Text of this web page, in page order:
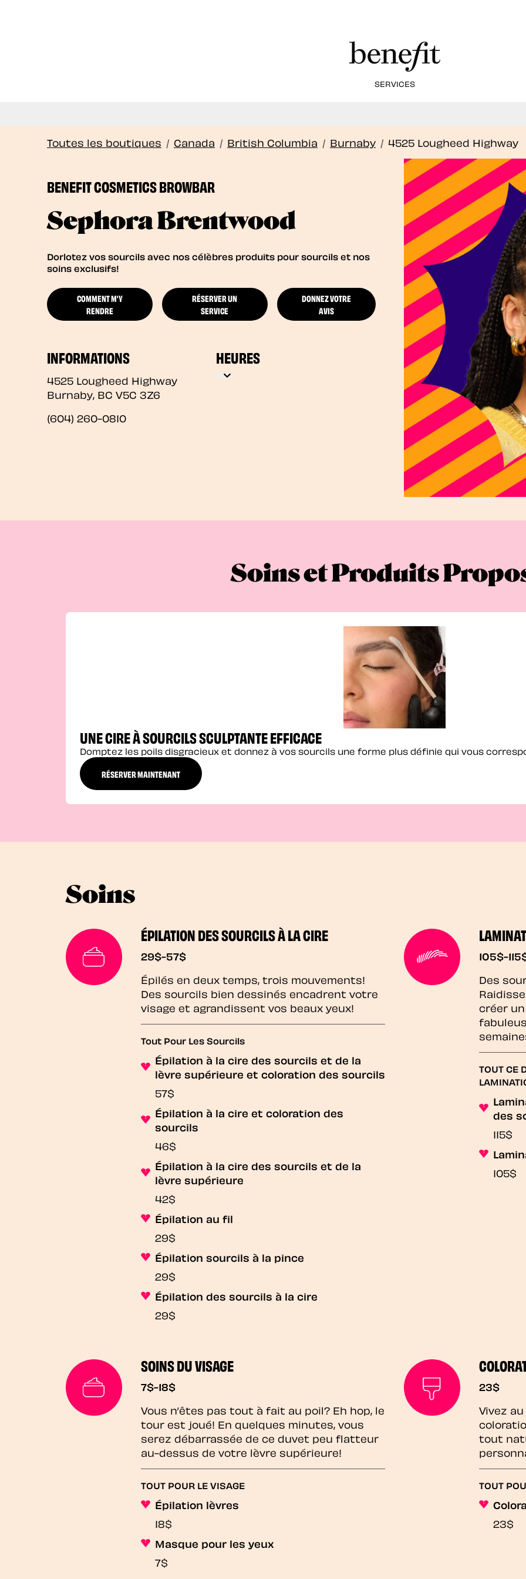
SERVICES
Toutes les boutiques / Canada / British Columbia / Burnaby / 4525 Lougheed Highway
BENEFIT COSMETICS BROWBAR
Sephora Brentwood
Dorlotez vos sourcils avec nos célèbres produits pour sourcils et nos
soins exclusifs!
COMMENT M'Y
RENDRE
RÉSERVER UN
SERVICE
DONNEZ VOTRE
AVIS
INFORMATIONS
4525 Lougheed Highway
Burnaby, BC V5C 3Z6
(604) 260-0810
HEURES
Soins et Produits
UNE CIRE À SOURCILS SCULPTANTE EFFICACE
Domptez les poils disgracieux et donnez à vos sourcils une forme plus définie qui vous
RÉSERVER MAINTENANT
Soins
ÉPILATION DES SOURCILS À LA CIRE
29$-57$
Épilés en deux temps, trois mouvements!
Des sourcils bien dessinés encadrent votre
visage et agrandissent vos beaux yeux!
Tout Pour Les Sourcils
Épilation à la cire des sourcils et de la
lèvre supérieure et coloration des sourcils
57$
Épilation à la cire et coloration des
sourcils
46$
Épilation à la cire des sourcils et de la
lèvre supérieure
42$
Épilation au fil
29$
Épilation sourcils à la pince
29$
Épilation des sourcils à la cire
29$
105$-
Des
créer
TOUT CE
des
115$
105$
SOINS DU VISAGE
7$-18$
Vous n’êtes pas tout à fait au poil? Eh hop, le
tour est joué! En quelques minutes, vous
serez débarrassée de ce duvet peu flatteur
au-dessus de votre lèvre supérieure!
TOUT POUR LE VISAGE
Épilation lèvres
18$
Masque pour les yeux
7$
23$
Vivez
tout
TOUT
23$